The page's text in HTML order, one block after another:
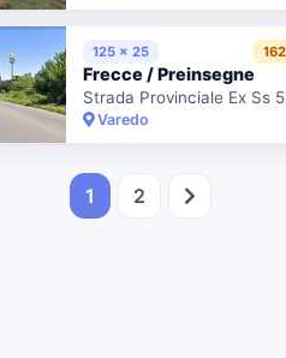
125 x 25
Frecce / Preinsegne
Strada Provinciale Ex Ss
Varedo
1 2